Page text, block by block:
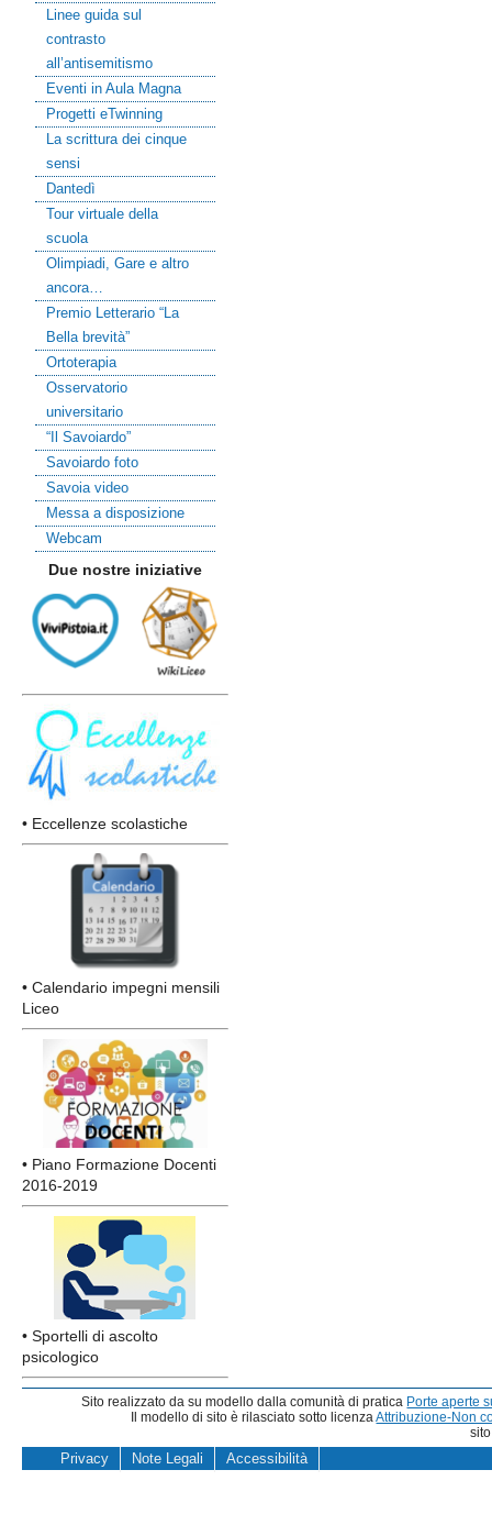
Linee guida sul
contrasto
all’antisemitismo
Eventi in Aula Magna
Progetti eTwinning
La scrittura dei cinque
sensi
Dantedì
Tour virtuale della
scuola
Olimpiadi, Gare e altro
ancora…
Premio Letterario “La
Bella brevità”
Ortoterapia
Osservatorio
universitario
“Il Savoiardo”
Savoiardo foto
Savoia video
Messa a disposizione
Webcam
Due nostre iniziative
• Eccellenze scolastiche
• Calendario impegni mensili
Liceo
• Piano Formazione Docenti
2016-2019
• Sportelli di ascolto
psicologico
Sito realizzato da su modello dalla comunità di pratica Porte aperte
Il modello di sito è rilasciato sotto licenzaAttribuzione-Non
Privacy Note Legali Accessibilità